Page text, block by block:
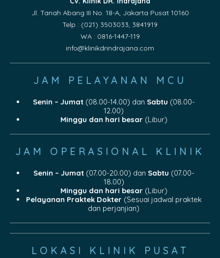
Jl. Tanah Abang III No. 18-A, Jakarta Pusat 10160
Telp : (021) 3503033, 3841919
WA : 0816-1447-119
info@klinikdrindrajana.com
JAM PELAYANAN MCU
Senin – Jumat(08.00-14.00) dan Sabtu (08.00-
12.00)
Minggu dan hari besar(Libur)
JAM OPERASIONAL KLINIK
Senin – Jumat(07.00-20.00) dan Sabtu (07.00-
18.00)
Minggu dan hari besar(Libur)
Pelayanan Praktek Dokter(Sesuai jadwal praktek
dan perjanjian)
LOKASI KLINIK PUSAT